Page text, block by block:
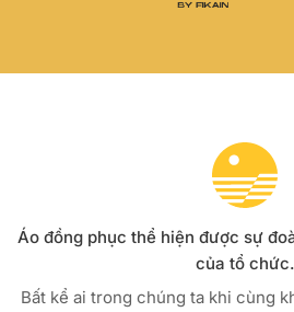
Áo đồng phục thể hiện được sự
của tổ chức.
Bất kể ai trong chúng ta khi cùng